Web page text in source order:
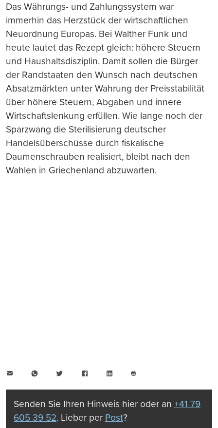
Das Währungs- und Zahlungssystem war
immerhin das Herzstück der wirtschaftlichen
Neuordnung Europas. Bei Walther Funk und
heute lautet das Rezept gleich: höhere Steuern
und Haushaltsdisziplin. Damit sollen die Bürger
der Randstaaten den Wunsch nach deutschen
Absatzmärkten unter Wahrung der Preisstabilität
über höhere Steuern, Abgaben und innere
Wirtschaftslenkung erfüllen. Wie lange noch der
Sparzwang die Sterilisierung deutscher
Handelsüberschüsse durch fiskalische
Daumenschrauben realisiert, bleibt nach den
Wahlen in Griechenland abzuwarten.
WhatsAppTwitter FacebookLinkedIn
drucken
Senden Sie Ihren Hinweis hier oder an +41 79
605 39 52. Lieber per Post?